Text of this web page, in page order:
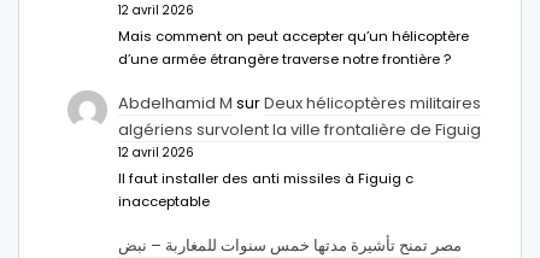
12 avril 2026
Mais comment on peut accepter qu’un hélicoptère
d’une armée étrangère traverse notre frontière ?
Abdelhamid M surDeux hélicoptères militaires
algériens survolent la ville frontalière de Figuig
12 avril 2026
Il faut installer des anti missiles à Figuig c
inacceptable
مصر تمنح تأشيرة مدتها خمس سنوات للمغاربة – نبض